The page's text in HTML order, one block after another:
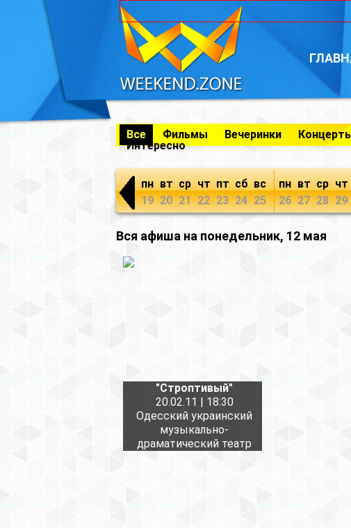
Все Фильмы Вечеринки
Интересно
пн
19
вт
20
ср
21
чт
22
пт
23
сб
24
вс
25
пн
26
вт
27
ср
28
чт
29
Вся афиша на понедельник, 12 мая
"Строптивый"
20.02.11 | 18:30
Одесский украинский
музыкально-
драматический театр